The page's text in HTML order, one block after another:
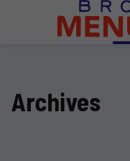
Archives